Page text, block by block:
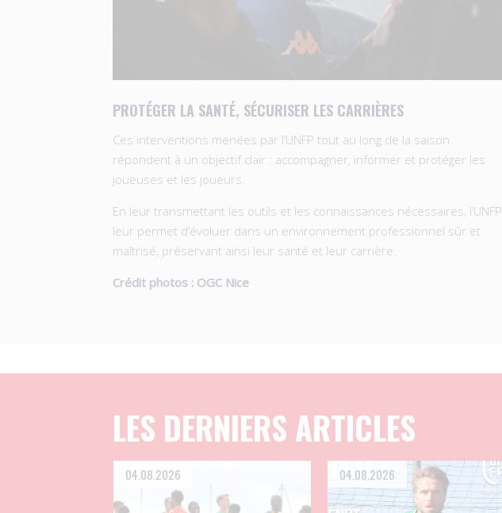
PROTÉGER LA SANTÉ, SÉCURISER LES CARRIÈRES
Ces interventions menées par l’UNFP tout au long de la saison
répondent à un objectif clair : accompagner, informer et protéger les
joueuses et les joueurs.
En leur transmettant les outils et les connaissances nécessaires, l’UNFP
leur permet d’évoluer dans un environnement professionnel sûr et
maîtrisé, préservant ainsi leur santé et leur carrière.
Crédit photos : OGC Nice
LES DERNIERS ARTICLES
04.08.2026 04.08.2026